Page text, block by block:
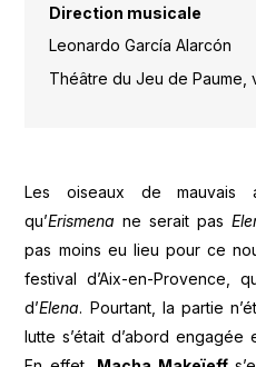
Direction musicale
Leonardo García Alarcón
Théâtre du Jeu de Paume,
Les oiseaux de mauvais
qu’Erismena ne serait pas
pas moins eu lieu pour ce
festival d’Aix-en-Provence,
d’Elena. Pourtant, la partie
lutte s’était d’abord